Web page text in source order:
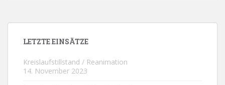
LETZTE EINSÄTZE
Kreislaufstillstand / Reanimation
14. November 2023